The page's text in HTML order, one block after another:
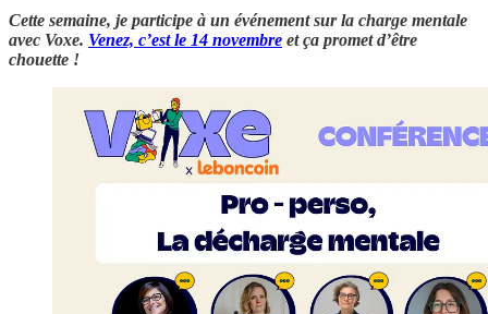
Cette semaine, je participe à un événement sur la charge mentale
avec Voxe. Venez, c’est le 14 novembre et ça promet d’être
chouette !